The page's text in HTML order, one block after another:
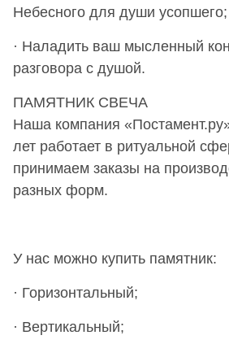
Небесного для души усопшего;
· Наладить ваш мысленный
разговора с душой.
ПАМЯТНИК СВЕЧА
Наша компания
лет работает в ритуальной
принимаем заказы на
разных форм.
У нас можно купить памятник:
· Горизонтальный;
· Вертикальный;